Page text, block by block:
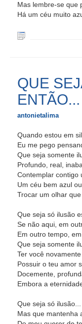
Mas lembre-se que
Há um céu muito
QUE
ENTÃO...
antonietalima
Quando estou em
Eu me pego
Que seja somente
Profundo, real,
Contemplar contigo
Um céu bem azul
Trocar um olhar
Que seja só ilusão
Se não aqui, em
Em outro tempo,
Que seja somente
Ter você novamente
Possuir o teu amor
Docemente,
Embora a
Que seja só ilusão...
Mas que mantenha